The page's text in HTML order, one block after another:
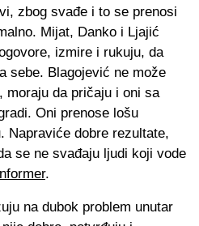
zbog svađe i to se prenosi
Mijat, Danko i Ljajić
izmire i rukuju, da
sebe. Blagojević ne može
da pričaju i oni sa
Oni prenose lošu
Napraviće dobre rezultate,
se ne svađaju ljudi koji vode
.
na dubok problem unutar